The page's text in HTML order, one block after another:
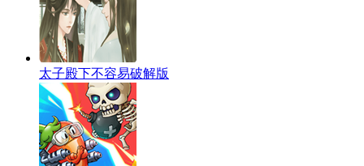
太子殿下不容易破解版